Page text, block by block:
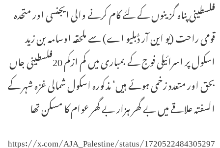
فلسطینی پناہ گزینوں کے لئے کام کرنے والی ایجنسی اور متحدہ
قومی راحت (یو این آر ڈبلیو اے) سے ملحقہ اوسامہ بن زید
اسکول پر اسرائیلی فوج کے بمباری میں کم ازکم 20فلسطینی جاں
بحق اور متعدد زخمی ہوئے ہیں‘ مذکورہ اسکول شمالی غزہ شہر کے
السفتہ علاقے میں بے گھر ہزار بے گھر عوام کا مسکن تھا
https://x.com/AJA_Palestine/status/1720522484305297